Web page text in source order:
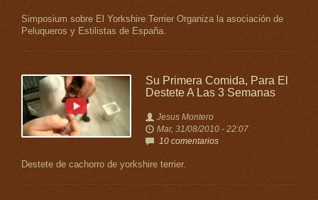
Simposium sobre El Yorkshire Terrier Organiza la asociación de
Peluqueros y Estilistas de España.
Su Primera Comida, Para El
Destete A Las 3 Semanas
Jesus Montero
Mar, 31/08/2010 - 22:07
10 comentarios
Destete de cachorro de yorkshire terrier.